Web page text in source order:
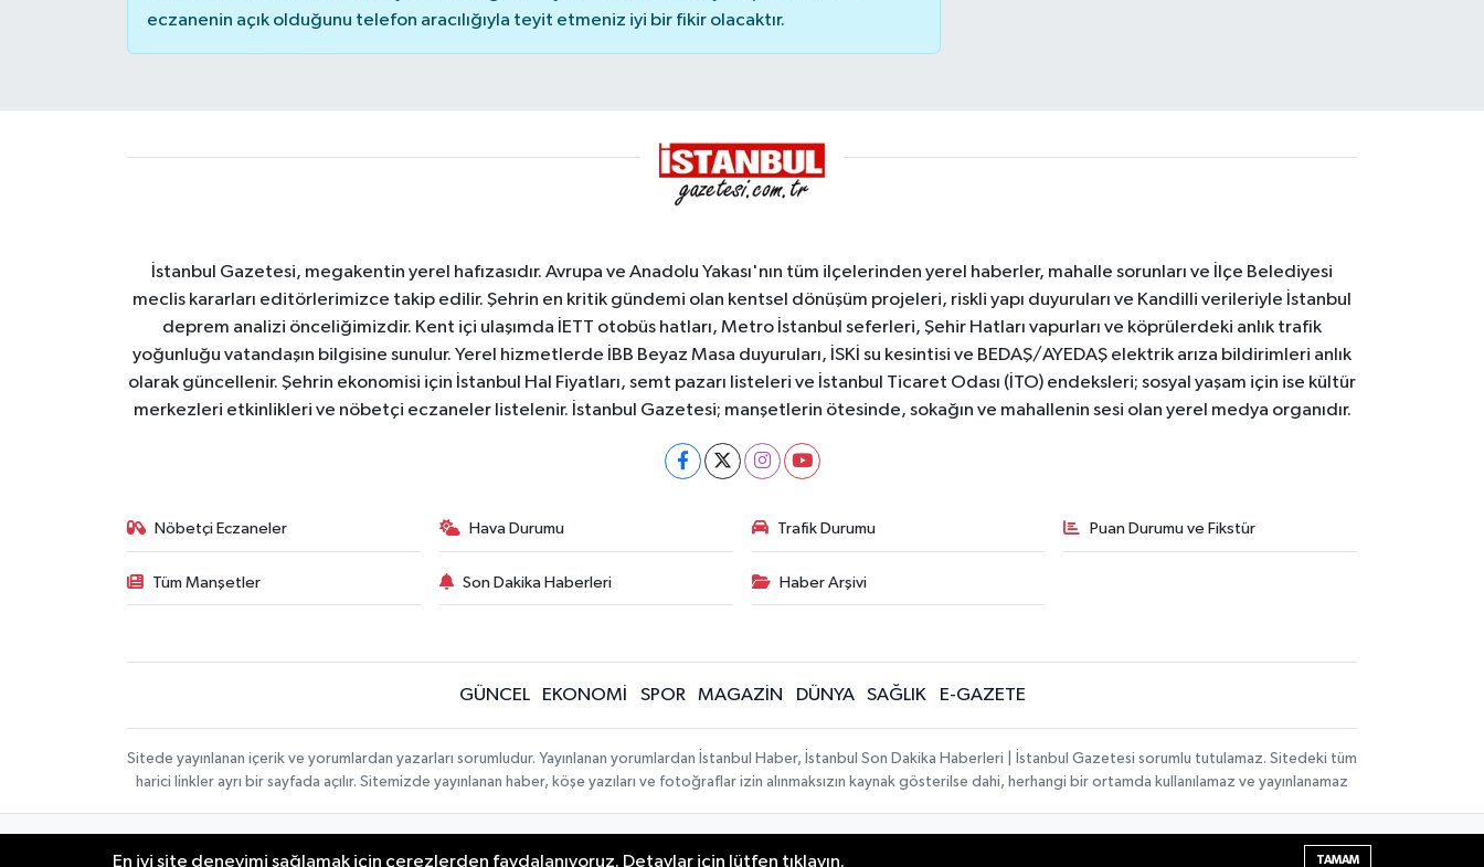
eczanenin açık olduğunu telefon aracılığıyla teyit etmeniz iyi bir fikir olacaktır.
İstanbul Gazetesi, megakentin yerel hafızasıdır. Avrupa ve Anadolu Yakası'nın tüm ilçelerinden yerel haberler, mahalle sorunları ve İlçe Belediyesi
meclis kararları editörlerimizce takip edilir. Şehrin en kritik gündemi olan kentsel dönüşüm projeleri, riskli yapı duyuruları ve Kandilli verileriyle İstanbul
deprem analizi önceliğimizdir. Kent içi ulaşımda İETT otobüs hatları, Metro İstanbul seferleri, Şehir Hatları vapurları ve köprülerdeki anlık trafik
yoğunluğu vatandaşın bilgisine sunulur. Yerel hizmetlerde İBB Beyaz Masa duyuruları, İSKİ su kesintisi ve BEDAŞ/AYEDAŞ elektrik arıza bildirimleri anlık
olarak güncellenir. Şehrin ekonomisi için İstanbul Hal Fiyatları, semt pazarı listeleri ve İstanbul Ticaret Odası (İTO) endeksleri; sosyal yaşam için ise kültür
merkezleri etkinlikleri ve nöbetçi eczaneler listelenir. İstanbul Gazetesi; manşetlerin ötesinde, sokağın ve mahallenin sesi olan yerel medya organıdır.
Nöbetçi Eczaneler Hava Durumu Trafik Durumu Puan Durumu ve Fikstür
Tüm Manşetler Son Dakika Haberleri Haber Arşivi
GÜNCEL EKONOMİ SPOR MAGAZİN DÜNYA SAĞLIK E-GAZETE
Sitede yayınlanan içerik ve yorumlardan yazarları sorumludur. Yayınlanan yorumlardan İstanbul Haber, İstanbul Son Dakika Haberleri | İstanbul Gazetesi sorumlu tutulamaz. Sitedeki tüm
harici linkler ayrı bir sayfada açılır. Sitemizde yayınlanan haber, köşe yazıları ve fotoğraflar izin alınmaksızın kaynak gösterilse dahi, herhangi bir ortamda kullanılamaz ve yayınlanamaz
| Copyright © 2026
En iyi site deneyimi sağlamak için çerezlerden faydalanıyoruz. Detaylar için lütfen tıklayın. TAMAM